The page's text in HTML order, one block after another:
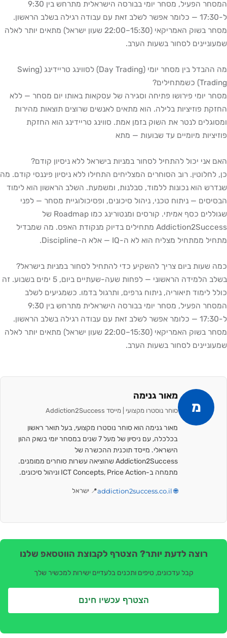
המסחר הפעיל, מסחר יומי בבורסה הישראלית מתרחש בין 9:30
ל-17:30 — כלומר אפשר לשלב זאת עם עבודה רגילה בשלב הראשון.
מסחר בשוק האמריקאי (15:30–22:00 שעון ישראל) מתאים יותר לאלה
שמעוניינים לסחור בשעות הערב.
מה ההבדל בין מסחר יומי (Day Trading) לסווינג טריידינג (Swing
Trading) כשמתחילים?
מסחר יומי פירושו פתיחה וסגירה של עסקאות באותו יום מסחר — ללא
החזקת פוזיציות בלילה. הוא מתאים לאנשים שרוצים תוצאות מהירות
ומסוגלים לנטר את השוק בזמן אמת. סווינג טריידינג הוא החזקת
פוזיציות מיומיים עד שבועות — מתא
האם אני יכול להתחיל לסחור במניות בישראל ללא ניסיון קודם?
כן, לחלוטין. רוב הסוחרים המצליחים התחילו ללא ניסיון פיננסי קודם. מה
שנדרש הוא נכונות ללמוד, סבלנות, ומשמעת. השלב הראשון הוא לימוד
הבסיסים — ניתוח טכני, ניהול סיכונים, ופסיכולוגיית מסחר — לפני
שגוללים כסף אמיתי. קורסים ומנטורינג כמו Roadmap של
Addiction2Success מתחילים בדיוק מנקודת האפס. מה שמבדיל
מתחיל ממתחיל מצליח הוא לא ה-IQ — אלא ה-Discipline.
כמה שעות ביום צריך להשקיע כדי להתחיל לסחור במניות בישראל?
בשלב הלמידה הראשוני — לפחות שעה-שעתיים ביום, 5 ימים בשבוע. זה
כולל לימוד תיאוריה, ניתוח גרפים, ותרגול בדמו. כשמגיעים לשלב
המסחר הפעיל, מסחר יומי בבורסה הישראלית מתרחש בין 9:30
ל-17:30 — כלומר אפשר לשלב זאת עם עבודה רגילה בשלב הראשון.
מסחר בשוק האמריקאי (15:30–22:00 שעון ישראל) מתאים יותר לאלה
שמעוניינים לסחור בשעות הערב.
מ
מאור גנימה
סוחר נוסטרו מקצועי | מייסד Addiction2Success
מאור גנימה הוא סוחר נוסטרו מקצועי, בעל תואר ראשון
בכלכלה, עם ניסיון של מעל 7 שנים במסחר יומי בשוק ההון
הישראלי. מייסד תוכנית ההכשרה של
Addiction2Success שהוציאה עשרות סוחרים ממומנים.
מתמחה ב-ICT Concepts, Price Action וניהול סיכונים.
🌐 addiction2success.co.il 📍 ישראל
רוצה לדעת יותר? הצטרף לקבוצת הווטסאפ שלנו
קבל עדכונים, טיפים ותכנים בלעדיים ישירות למכשיר שלך
הצטרף עכשיו חינם